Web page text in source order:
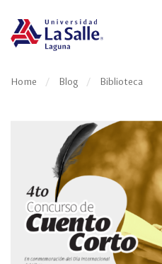
Home Blog Biblioteca